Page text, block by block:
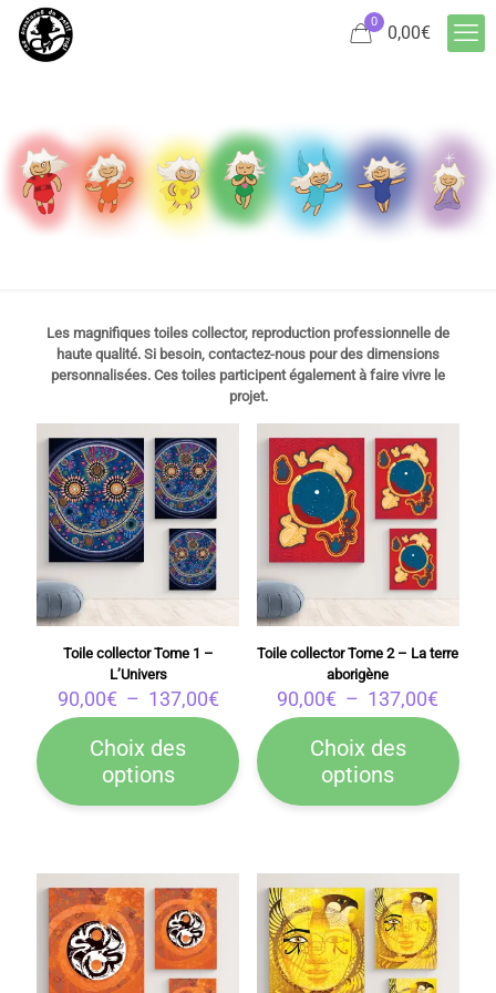
0
0,00€
Les magnifiques toiles collector, reproduction professionnelle de
haute qualité. Si besoin, contactez-nous pour des dimensions
personnalisées. Ces toiles participent également à faire vivre le
projet.
Toile collector Tome 1 –
L’Univers
90,00€ – 137,00€Plage
de
prix :
90,00€
137,00€
Choix des
options
Ce
produit
Les
options
peuvent
être
choisies
sur
Toile collector Tome 2 – La terre
aborigène
90,00€ – 137,00€
de
prix :
Choix des
options
Ce
produit
Les
options
peuvent
être
choisies
sur